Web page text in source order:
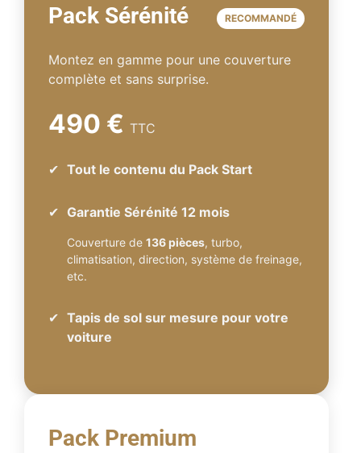
Pack Sérénité RECOMMANDÉ
Montez en gamme pour une couverture
complète et sans surprise.
490 € TTC
✔ Tout le contenu du Pack Start
✔ Garantie Sérénité 12 mois
Couverture de 136 pièces, turbo,
climatisation, direction, système de freinage,
etc.
✔ Tapis de sol sur mesure pour votre
voiture
Pack Premium